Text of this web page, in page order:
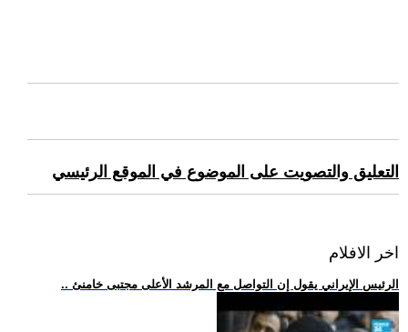
التعليق والتصويت على الموضوع في الموقع الرئيسي
اخر الافلام
.. الرئيس الإيراني يقول إن التواصل مع المرشد الأعلى مجتبى خامنئ